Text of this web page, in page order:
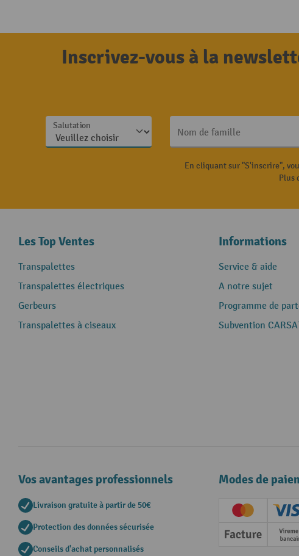
Inscrivez-vous à la
Salutation
Nom de famille
En cliquant sur "S'inscrire",
Plus
Les Top Ventes
Transpalettes
Transpalettes électriques
Gerbeurs
Transpalettes à ciseaux
Informations
Service & aide
A notre sujet
Programme de
Subvention
Vos avantages professionnels
Livraison gratuite à partir de 50€
Protection des données sécurisée
Conseils d'achat personnalisés
Modes de
Creditcard
Facture